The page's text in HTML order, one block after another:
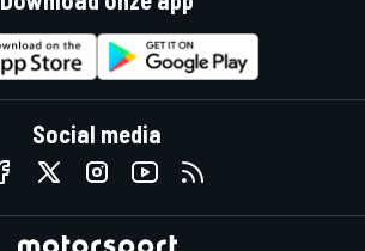
Social media